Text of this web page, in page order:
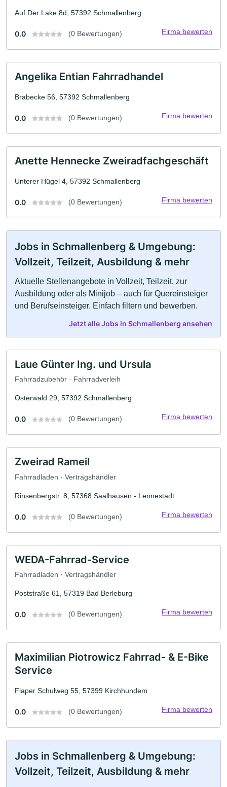
Auf Der Lake 8d, 57392 Schmallenberg
0.0 (0 Bewertungen) Firma bewerten
Angelika Entian Fahrradhandel
Brabecke 56, 57392 Schmallenberg
0.0 (0 Bewertungen) Firma bewerten
Anette Hennecke Zweiradfachgeschäft
Unterer Hügel 4, 57392 Schmallenberg
0.0 (0 Bewertungen) Firma bewerten
Jobs in Schmallenberg & Umgebung:
Vollzeit, Teilzeit, Ausbildung & mehr
Aktuelle Stellenangebote in Vollzeit, Teilzeit, zur
Ausbildung oder als Minijob – auch für Quereinsteiger
und Berufseinsteiger. Einfach filtern und bewerben.
Jetzt alle Jobs in Schmallenberg ansehen
Laue Günter Ing. und Ursula
Fahrradzubehör · Fahrradverleih
Osterwald 29, 57392 Schmallenberg
0.0 (0 Bewertungen) Firma bewerten
Zweirad Rameil
Fahrradladen · Vertragshändler
Rinsenbergstr. 8, 57368 Saalhausen - Lennestadt
0.0 (0 Bewertungen) Firma bewerten
WEDA-Fahrrad-Service
Fahrradladen · Vertragshändler
Poststraße 61, 57319 Bad Berleburg
0.0 (0 Bewertungen) Firma bewerten
Maximilian Piotrowicz Fahrrad- & E-Bike
Service
Flaper Schulweg 55, 57399 Kirchhundem
0.0 (0 Bewertungen) Firma bewerten
Jobs in Schmallenberg & Umgebung:
Vollzeit, Teilzeit, Ausbildung & mehr